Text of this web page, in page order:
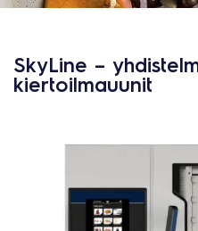
SkyLine –
kiertoilmauunit